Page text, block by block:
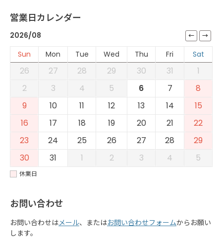
営業日カレンダー
2026/08
Sun
Mon Tue Wed Thu Fri Sat
26 27 28 29 30 31
1
2
3 4 5 6 7
8
9
10 11 12 13 14
15
16
17 18 19 20 21
22
23
24 25 26 27 28
29
30
31 1 2 3 4 5
休業日
お問い合わせ
お問い合わせはメール、またはお問い合わせフォームからお願い
します。